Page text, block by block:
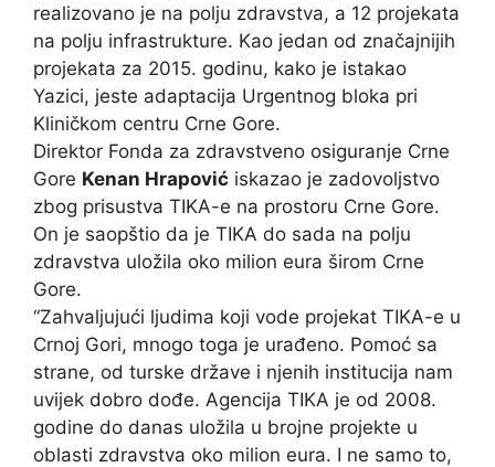
realizovano je na polju zdravstva, a 12 projekata
na polju infrastrukture. Kao jedan od značajnijih
projekata za 2015. godinu, kako je istakao
Yazici, jeste adaptacija Urgentnog bloka pri
Kliničkom centru Crne Gore.
Direktor Fonda za zdravstveno osiguranje Crne
Gore Kenan Hrapović iskazao je zadovoljstvo
zbog prisustva TIKA-e na prostoru Crne Gore.
On je saopštio da je TIKA do sada na polju
zdravstva uložila oko milion eura širom Crne
Gore.
“Zahvaljujući ljudima koji vode projekat TIKA-e u
Crnoj Gori, mnogo toga je urađeno. Pomoć sa
strane, od turske države i njenih institucija nam
uvijek dobro dođe. Agencija TIKA je od 2008.
godine do danas uložila u brojne projekte u
oblasti zdravstva oko milion eura. I ne samo to,